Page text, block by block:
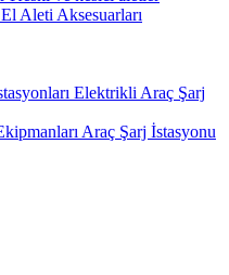
El Aleti Aksesuarları
Elektrikli Araç Şarj
Araç Şarj İstasyonu